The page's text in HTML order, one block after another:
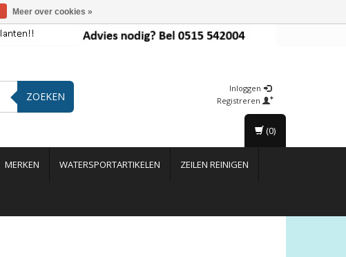
ZOEKEN
Inloggen
Registreren
MERKEN WATERSPORTARTIKELEN ZEILEN REINIGEN
(0)
Meer over cookies »